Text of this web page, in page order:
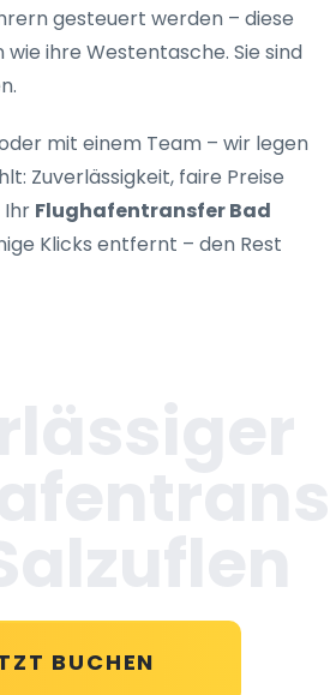
gesteuert werden – diese
wie ihre Westentasche. Sie sind
mit einem Team – wir legen
Zuverlässigkeit, faire Preise
Ihr Flughafentransfer Bad
Klicks entfernt – den Rest
BUCHEN